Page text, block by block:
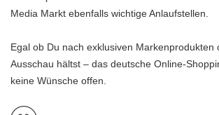
Media Markt ebenfalls wichtige Anlaufstellen.
Egal ob Du nach exklusiven Markenprodukten
Ausschau hältst – das deutsche Online-
keine Wünsche offen.